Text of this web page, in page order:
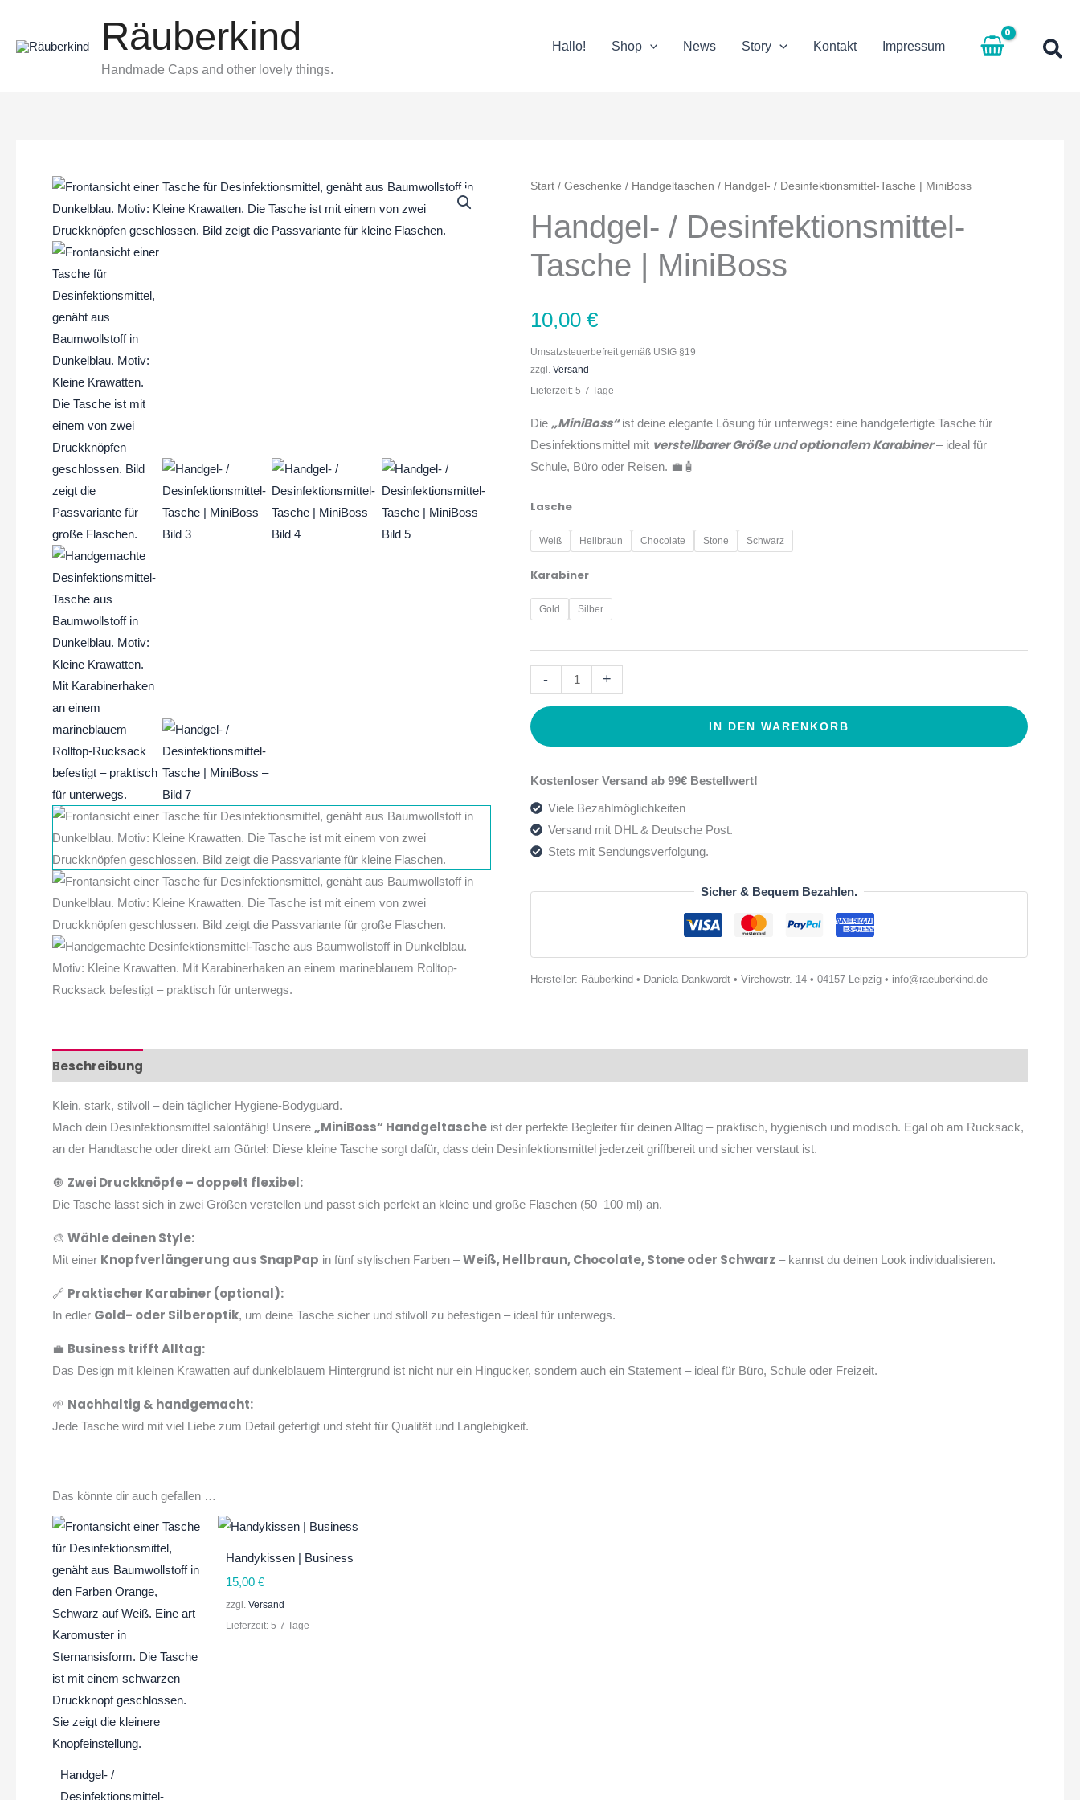
springen
Räuberkind
Handmade Caps and other lovely things.
Hallo! Shop News Story Kontakt Impressum
Start/ Geschenke / Handgeltaschen / Handgel- / Desinfektionsmittel-Tasche | MiniBoss
Handgel- / Desinfektionsmittel-
Tasche | MiniBoss
10,00 €
Umsatzsteuerbefreit gemäß UStG §19
zzgl. Versand
Lieferzeit: 5-7 Tage
Die „MiniBoss“ist deine elegante Lösung für unterwegs: eine handgefertigte Tasche für
Desinfektionsmittel mit verstellbarer Größe und optionalem Karabiner– ideal für
Schule, Büro oder Reisen. 💼🧴
Lasche
Weiß Hellbraun Chocolate Stone Schwarz
Karabiner
Gold Silber
-
Handgel-
Desinfektionsmittel-
Tasche
Menge
+
IN DEN WARENKORB
Kostenloser Versand ab 99€ Bestellwert!
Viele Bezahlmöglichkeiten
Versand mit DHL & Deutsche Post.
Stets mit Sendungsverfolgung.
Sicher & Bequem Bezahlen.
Hersteller: Räuberkind • Daniela Dankwardt • Virchowstr. 14 • 04157 Leipzig • info@raeuberkind.de
Beschreibung
Klein, stark, stilvoll – dein täglicher Hygiene-Bodyguard.
Mach dein Desinfektionsmittel salonfähig! Unsere „MiniBoss“ Handgeltasche ist der perfekte Begleiter für deinen Alltag – praktisch, hygienisch und modisch. Egal ob am Rucksack,
an der Handtasche oder direkt am Gürtel: Diese kleine Tasche sorgt dafür, dass dein Desinfektionsmittel jederzeit griffbereit und sicher verstaut ist.
🔘 Zwei Druckknöpfe – doppelt flexibel:
Die Tasche lässt sich in zwei Größen verstellen und passt sich perfekt an kleine und große Flaschen (50–100 ml) an.
🎨 Wähle deinen Style:
Mit einer Knopfverlängerung aus SnapPap in fünf stylischen Farben –Weiß, Hellbraun, Chocolate, Stone oder Schwarz – kannst du deinen Look individualisieren.
🔗 Praktischer Karabiner (optional):
In edler Gold- oder Silberoptik, um deine Tasche sicher und stilvoll zu befestigen – ideal für unterwegs.
💼 Business trifft Alltag:
Das Design mit kleinen Krawatten auf dunkelblauem Hintergrund ist nicht nur ein Hingucker, sondern auch ein Statement – ideal für Büro, Schule oder Freizeit.
🌱 Nachhaltig & handgemacht:
Jede Tasche wird mit viel Liebe zum Detail gefertigt und steht für Qualität und Langlebigkeit.
Das könnte dir auch gefallen …
Handgel- /
Desinfektionsmittel-
Handykissen | Business
15,00 €
zzgl. Versand
Lieferzeit: 5-7 Tage